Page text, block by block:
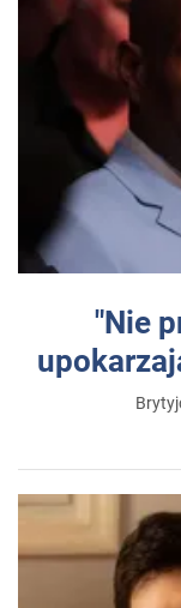
"Nie